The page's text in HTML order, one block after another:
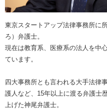
東京スタートアップ法律事務所に
ろ）弁護士。
現在は教育系、医療系の法人を中
ています。
四大事務所とも言われる大手法律
護人など、15年以上に渡る弁護士
上げた神尾弁護士。